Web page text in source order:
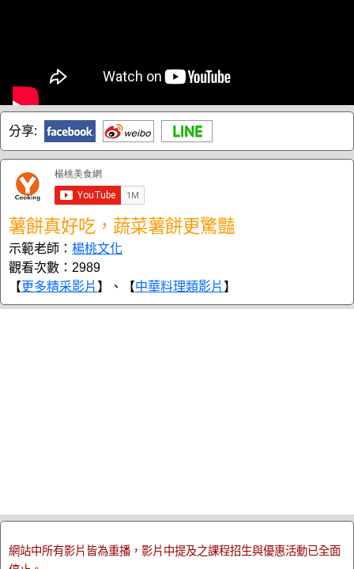
分享:
薯餅真好吃，蔬菜薯餅更驚豔
示範老師： 楊桃文化
觀看次數：2989
【更多精采影片 】、【中華料理類影片 】
網站中所有影片皆為重播，影片中提及之課程招生與優惠活動已全面